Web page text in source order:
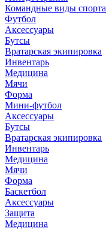
Командные виды спорта
Футбол
Аксессуары
Бутсы
Вратарская экипировка
Инвентарь
Медицина
Мячи
Форма
Мини-футбол
Аксессуары
Бутсы
Вратарская экипировка
Инвентарь
Медицина
Мячи
Форма
Баскетбол
Аксессуары
Защита
Медицина